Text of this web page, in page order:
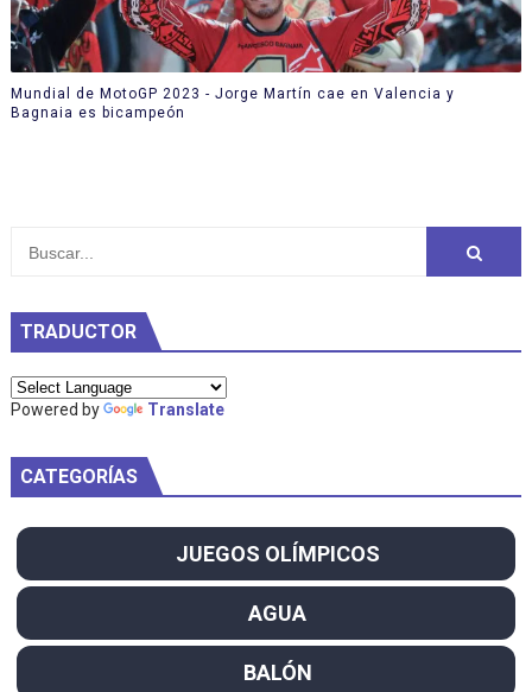
Mundial de MotoGP 2023 - Jorge Martín cae en Valencia y
Bagnaia es bicampeón
TRADUCTOR
Powered by Translate
CATEGORÍAS
JUEGOS OLÍMPICOS
AGUA
BALÓN